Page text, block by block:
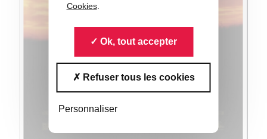
Cookies.
Ok, tout accepter
Refuser tous les cookies
Personnaliser